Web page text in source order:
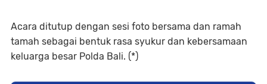
Acara ditutup dengan sesi foto bersama dan ramah
tamah sebagai bentuk rasa syukur dan kebersamaan
keluarga besar Polda Bali. (*)